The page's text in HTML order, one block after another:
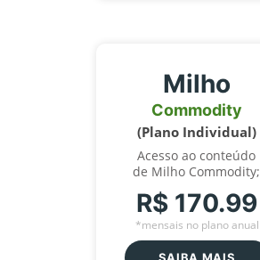
Milho
Commodity
(Plano Individual)
Acesso ao conteúdo
de Milho Commodity;
R$ 170.99
*mensais no plano anual